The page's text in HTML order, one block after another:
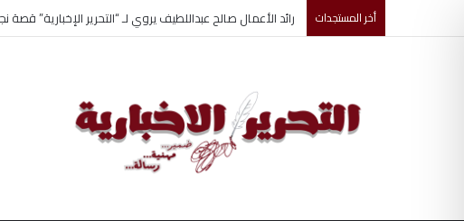
أخر المستجدات فضل الصيام في سبيل الله وأجره العظيم